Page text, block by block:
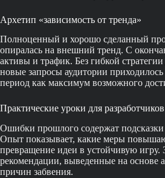
Архетип «зависимость от тренда»
Полноценный и хорошо сделанный
опиралась на внешний тренд. С
активы и трафик. Без гибкой
новые запросы аудитории
период как максимум возможного
Практические уроки для
Ошибки прошлого содержат
Опыт показывает, какие меры
превращение идеи в устойчивую игру.
рекомендации, выведенные на основе
причин забвения.